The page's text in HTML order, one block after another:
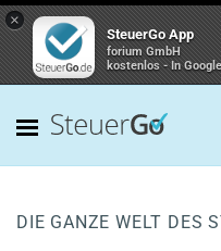
×
SteuerGo App
forium GmbH
kostenlos - In
DIE GANZE WELT DES